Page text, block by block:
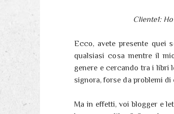
Cliente1:
Ecco, avete presente quei
qualsiasi cosa mentre il
genere e cercando tra i libri
signora, forse da problemi
Ma in effetti, voi blogger e